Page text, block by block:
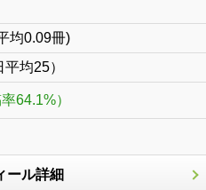
均0.09冊)
均25）
64.1%）
ール詳細